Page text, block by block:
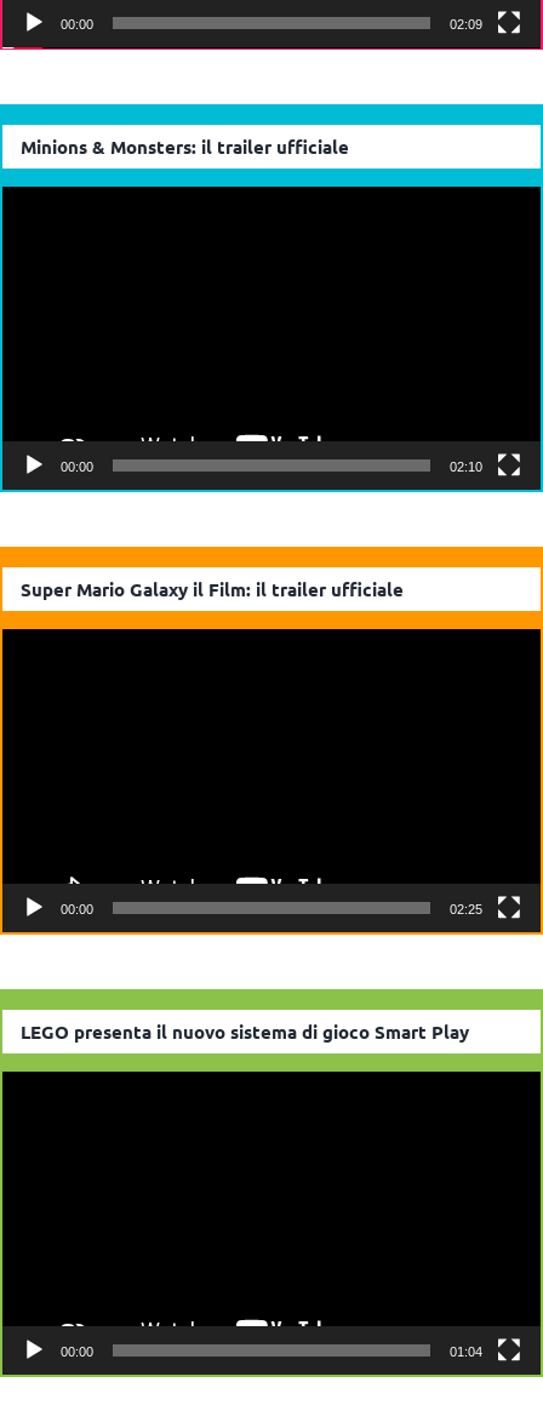
00:00 02:09
Minions & Monsters: il trailer ufficiale
00:00 02:10
Super Mario Galaxy il Film: il trailer ufficiale
00:00 02:25
LEGO presenta il nuovo sistema di gioco Smart Play
00:00 01:04